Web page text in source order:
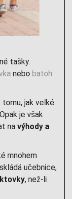
tašky.
nebo batoh
jak velké
je však
na výhody a
mnohem
učebnice,
, než-li